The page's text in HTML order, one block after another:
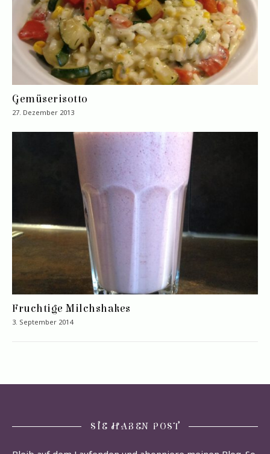
Gemüserisotto
27. Dezember 2013
Fruchtige Milchshakes
3. September 2014
SIE HABEN POST